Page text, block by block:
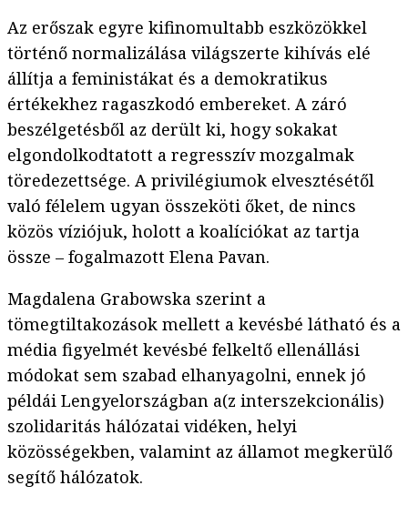
Az erőszak egyre kifinomultabb eszközökkel
történő normalizálása világszerte kihívás elé
állítja a feministákat és a demokratikus
értékekhez ragaszkodó embereket. A záró
beszélgetésből az derült ki, hogy sokakat
elgondolkodtatott a regresszív mozgalmak
töredezettsége. A privilégiumok elvesztésétől
való félelem ugyan összeköti őket, de nincs
közös víziójuk, holott a koalíciókat az tartja
össze – fogalmazott Elena Pavan.
Magdalena Grabowska szerint a
tömegtiltakozások mellett a kevésbé látható és a
média figyelmét kevésbé felkeltő ellenállási
módokat sem szabad elhanyagolni, ennek jó
példái Lengyelországban a(z interszekcionális)
szolidaritás hálózatai vidéken, helyi
közösségekben, valamint az államot megkerülő
segítő hálózatok.